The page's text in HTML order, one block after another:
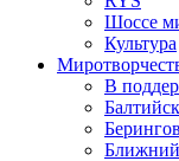
Шоссе
Культура
В